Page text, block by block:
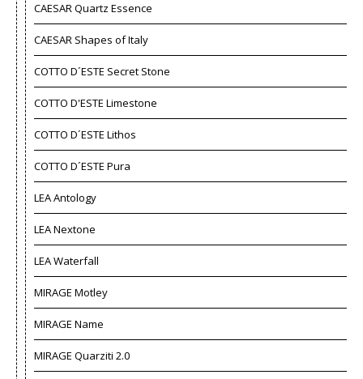
CAESAR Quartz Essence
CAESAR Shapes of Italy
COTTO D´ESTE Secret Stone
COTTO D'ESTE Limestone
COTTO D´ESTE Lithos
COTTO D´ESTE Pura
LEA Antology
LEA Nextone
LEA Waterfall
MIRAGE Motley
MIRAGE Name
MIRAGE Quarziti 2.0